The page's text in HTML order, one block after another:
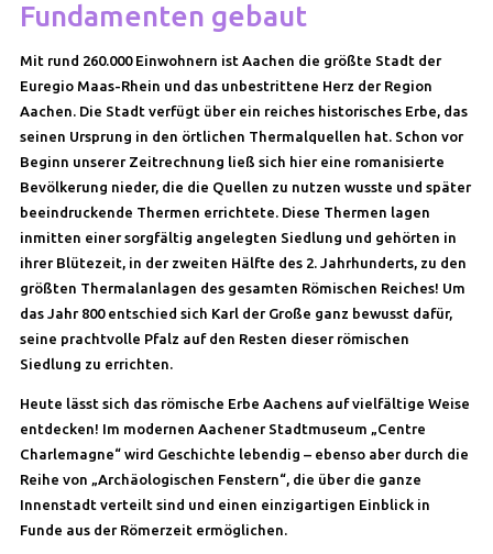
Fundamenten gebaut
Mit rund 260.000 Einwohnern ist Aachen die größte Stadt der
Euregio Maas-Rhein und das unbestrittene Herz der Region
Aachen. Die Stadt verfügt über ein reiches historisches Erbe, das
seinen Ursprung in den örtlichen Thermalquellen hat. Schon vor
Beginn unserer Zeitrechnung ließ sich hier eine romanisierte
Bevölkerung nieder, die die Quellen zu nutzen wusste und später
beeindruckende Thermen errichtete. Diese Thermen lagen
inmitten einer sorgfältig angelegten Siedlung und gehörten in
ihrer Blütezeit, in der zweiten Hälfte des 2. Jahrhunderts, zu den
größten Thermalanlagen des gesamten Römischen Reiches! Um
das Jahr 800 entschied sich Karl der Große ganz bewusst dafür,
seine prachtvolle Pfalz auf den Resten dieser römischen
Siedlung zu errichten.
Heute lässt sich das römische Erbe Aachens auf vielfältige Weise
entdecken! Im modernen Aachener Stadtmuseum „Centre
Charlemagne“ wird Geschichte lebendig – ebenso aber durch die
Reihe von „Archäologischen Fenstern“, die über die ganze
Innenstadt verteilt sind und einen einzigartigen Einblick in
Funde aus der Römerzeit ermöglichen.